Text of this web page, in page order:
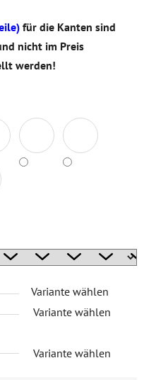
für die Kanten sind
nicht im Preis
werden!
Variante wählen
Variante wählen
Variante wählen